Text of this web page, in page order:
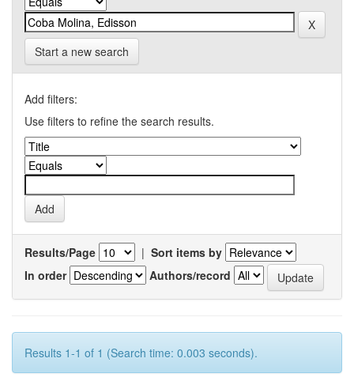
Start a new search
Add filters:
Use filters to refine the search results.
Results/Page | Sort items by
In order
Authors/record
Results 1-1 of 1 (Search time: 0.003 seconds).